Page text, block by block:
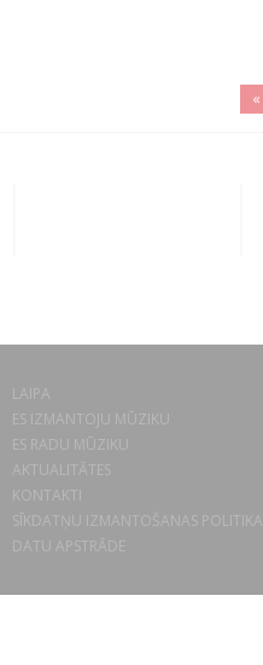
«
LAIPA
ES IZMANTOJU MŪZIKU
ES RADU MŪZIKU
AKTUALITĀTES
KONTAKTI
SĪKDATŅU IZMANTOŠANAS POLITIKA
DATU APSTRĀDE